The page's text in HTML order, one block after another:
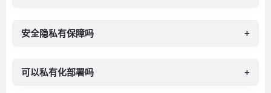
安全隐私有保障吗 +
可以私有化部署吗 +